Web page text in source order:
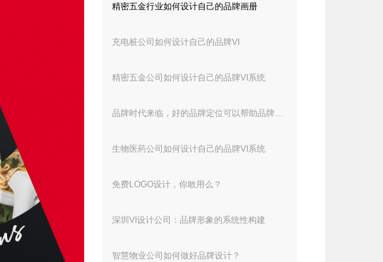
精密五金行业如何设计自己的品牌画册
充电桩公司如何设计自己的品牌VI
精密五金公司如何设计自己的品牌VI系统
品牌时代来临，好的品牌定位可以帮助品牌脱颖而出
生物医药公司如何设计自己的品牌VI系统
免费LOGO设计，你敢用么？
深圳VI设计公司：品牌形象的系统性构建
智慧物业公司如何做好品牌设计？